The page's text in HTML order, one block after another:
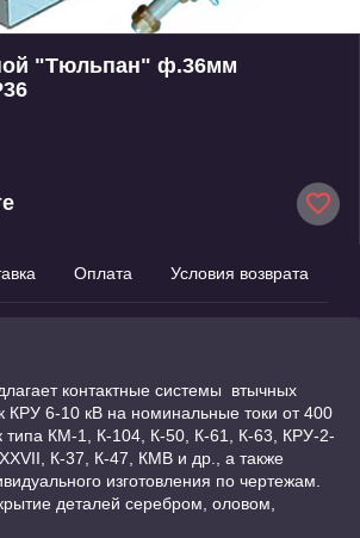
"Тюльпан" ф.36мм
Оплата Условия возврата
контактные системы втычных
КРУ 6-10 кВ на номинальные токи от 400
типа КМ-1, К-104, К-50, К-61, К-63, КРУ-2-
К-37, К-47, КМВ и др., а также
изготовления по чертежам.
деталей серебром, оловом,